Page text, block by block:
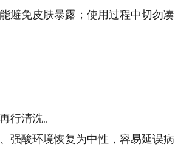
避免皮肤暴露；使用过程中切勿凑
行清洗。
强酸环境恢复为中性，容易延误病